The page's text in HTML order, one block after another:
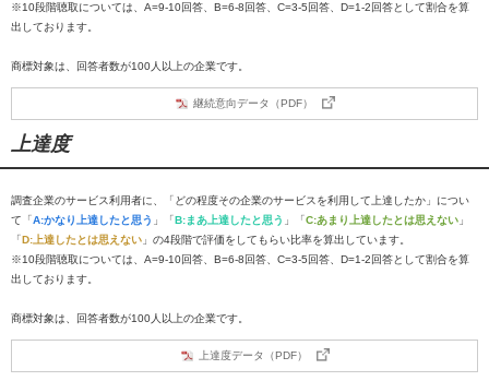
※10段階聴取については、A=9-10回答、B=6-8回答、C=3-5回答、D=1-2回答として割合を算
出しております。
商標対象は、回答者数が100人以上の企業です。
継続意向データ（PDF）
上達度
調査企業のサービス利用者に、「どの程度その企業のサービスを利用して上達したか」につい
て「A:かなり上達したと思う 」「B:まあ上達したと思う 」「C:あまり上達したとは思えない 」
「D:上達したとは思えない 」の4段階で評価をしてもらい比率を算出しています。
※10段階聴取については、A=9-10回答、B=6-8回答、C=3-5回答、D=1-2回答として割合を算
出しております。
商標対象は、回答者数が100人以上の企業です。
上達度データ（PDF）